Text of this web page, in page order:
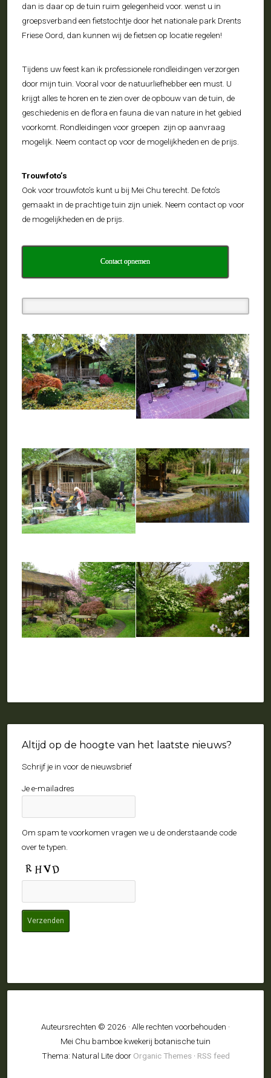
dan is daar op de tuin ruim gelegenheid voor. wenst u in
groepsverband een fietstochtje door het nationale park Drents
Friese Oord, dan kunnen wij de fietsen op locatie regelen!
Tijdens uw feest kan ik professionele rondleidingen verzorgen
door mijn tuin. Vooral voor de natuurliefhebber een must. U
krijgt alles te horen en te zien over de opbouw van de tuin, de
geschiedenis en de flora en fauna die van nature in het gebied
voorkomt. Rondleidingen voor groepen zijn op aanvraag
mogelijk. Neem contact op voor de mogelijkheden en de prijs.
Trouwfoto’s
Ook voor trouwfoto’s kunt u bij Mei Chu terecht. De foto’s
gemaakt in de prachtige tuin zijn uniek. Neem contact op voor
de mogelijkheden en de prijs.
Contact opnemen
Altijd op de hoogte van het laatste nieuws?
Schrijf je in voor de nieuwsbrief
Je e-mailadres
Om spam te voorkomen vragen we u de onderstaande code
over te typen.
Auteursrechten © 2026 · Alle rechten voorbehouden ·
Mei Chu bamboe kwekerij botanische tuin
Thema: Natural Lite door Organic Themes· RSS feed